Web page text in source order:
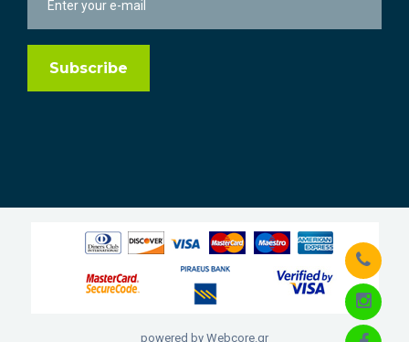
powered by Webcore.gr